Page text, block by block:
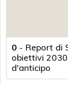
0 - Report di
obiettivi
d'anticipo